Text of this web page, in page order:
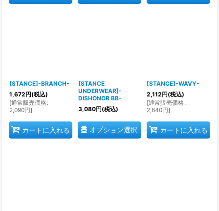
[STANCE]-BRANCH-
1,672円(税込)
[通常販売価格:
2,090円]
カートに入れる
[STANCE
UNDERWEAR]-
DISHONOR BB-
3,080円(税込)
オプション選択
[STANCE]-WAVY-
2,112円(税込)
[通常販売価格:
2,640円]
カートに入れる